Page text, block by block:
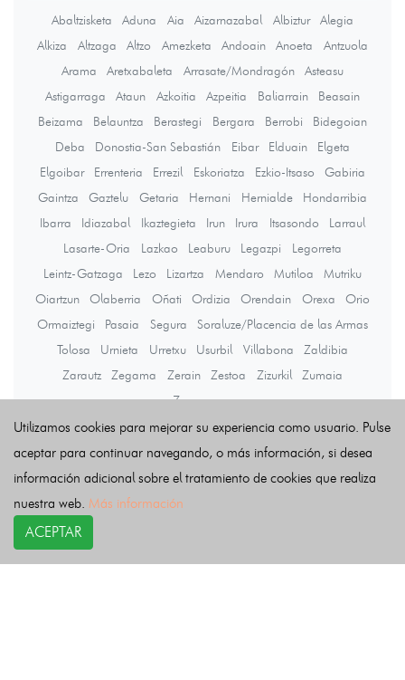
Abaltzisketa Aduna Aia Aizarnazabal Albiztur
Alegia
Alkiza
Altzaga Altzo Amezketa Andoain Anoeta
Antzuola
Arama
Aretxabaleta Arrasate/Mondragón
Asteasu
Astigarraga
Ataun Azkoitia Azpeitia Baliarrain
Beasain
Beizama
Belauntza Berastegi Bergara Berrobi
Bidegoian
Deba
Donostia-San Sebastián Eibar Elduain
Elgeta
Elgoibar
Errenteria Errezil Eskoriatza Ezkio-Itsaso
Gabiria
Gaintza
Gaztelu Getaria Hernani Hernialde
Hondarribia
Ibarra
Idiazabal Ikaztegieta Irun Irura Itsasondo
Larraul
Lasarte-Oria
Lazkao Leaburu Legazpi
Legorreta
Leintz-Gatzaga
Lezo Lizartza Mendaro Mutiloa
Mutriku
Oiartzun
Olaberria Oñati Ordizia Orendain Orexa
Orio
Ormaiztegi
Pasaia Segura
Soraluze/Placencia de las Armas
Tolosa
Urnieta Urretxu Usurbil Villabona
Zaldibia
Zarautz
Zegama Zerain Zestoa Zizurkil
Zumaia
Zumarraga
Últimas noticias
Utilizamos cookies para mejorar su experiencia como usuario. Pulse
aceptar para continuar navegando, o más información, si desea
información adicional sobre el tratamiento de cookies que realiza
nuestra web. Más información
ACEPTAR